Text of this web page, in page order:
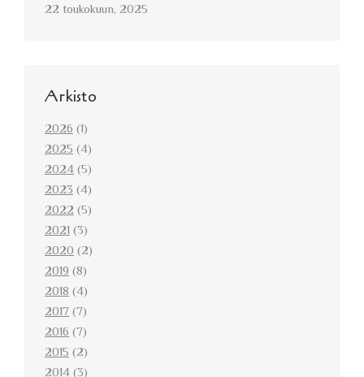
22 toukokuun, 2025
Arkisto
2026(1)
2025(4)
2024(5)
2023(4)
2022(5)
2021(3)
2020(2)
2019(8)
2018(4)
2017(7)
2016(7)
2015(2)